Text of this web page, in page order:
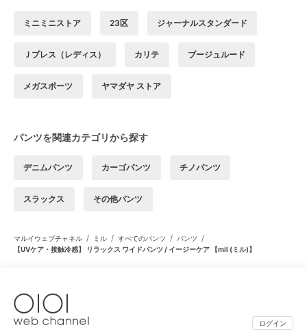
ミニミニストア 23区 ジャーナルスタンダード
Ｊプレス（レディス） カリテ ブージュルード
メガスポーツ ヤマダヤ ストア
パンツを関連カテゴリから探す
デニムパンツ カーゴパンツ チノパンツ
スラックス その他パンツ
マルイウェブチャネル / ミル / すべてのパンツ / パンツ /
【UVケア・接触冷感】 リラックス ワイドパンツ / イージーケア 【mil (ミル)】
ログイン